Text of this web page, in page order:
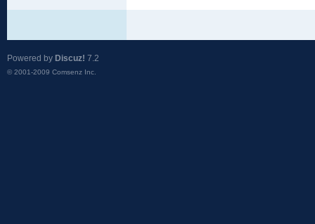
Powered by Discuz! 7.2
© 2001-2009 Comsenz Inc.